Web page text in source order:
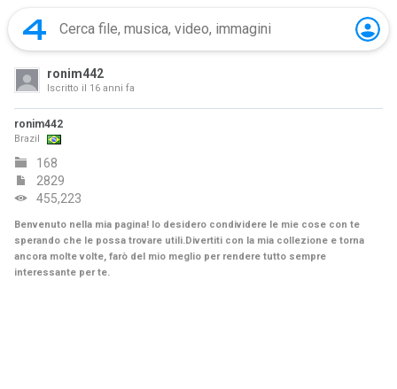
ronim442
Iscritto il 16 anni fa
ronim442
Brazil
168
2829
455,223
Benvenuto nella mia pagina! Io desidero condividere le mie cose con te
sperando che le possa trovare utili.Divertiti con la mia collezione e torna
ancora molte volte, farò del mio meglio per rendere tutto sempre
interessante per te.